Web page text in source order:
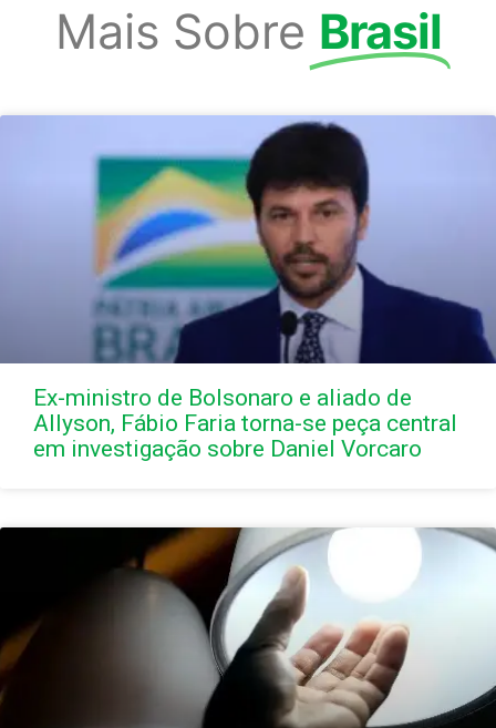
Mais Sobre Brasil
Ex-ministro de Bolsonaro e aliado de
Allyson, Fábio Faria torna-se peça central
em investigação sobre Daniel Vorcaro